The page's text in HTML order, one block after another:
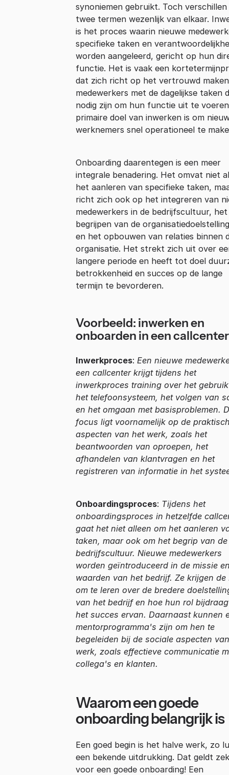
synoniemen gebruikt. Toch verschillen
twee termen wezenlijk van elkaar.
is het proces waarin nieuwe
specifieke taken en
worden aangeleerd, gericht op hun
functie. Het is vaak een
dat zich richt op het vertrouwd
medewerkers met de dagelijkse taken
nodig zijn om hun functie uit te
primaire doel van inwerken is om
werknemers snel operationeel te
Onboarding daarentegen is een meer
integrale benadering. Het omvat niet
het aanleren van specifieke taken,
richt zich ook op het integreren van
medewerkers in de bedrijfscultuur, het
begrijpen van de
en het opbouwen van relaties binnen
organisatie. Het strekt zich uit over
langere periode en heeft tot doel
betrokkenheid en succes op de lange
termijn te bevorderen.
Voorbeeld: inwerken en
onboarden in een callcenter
Inwerkproces: Een nieuwe
een callcenter krijgt tijdens het
inwerkproces training over het
het telefoonsysteem, het volgen van
en het omgaan met basisproblemen.
focus ligt voornamelijk op de
aspecten van het werk, zoals het
beantwoorden van oproepen, het
afhandelen van klantvragen en het
registreren van informatie in het
Onboardingsproces: Tijdens het
onboardingsproces in hetzelfde
gaat het niet alleen om het aanleren
taken, maar ook om het begrip van de
bedrijfscultuur. Nieuwe medewerkers
worden geïntroduceerd in de missie
waarden van het bedrijf. Ze krijgen de
om te leren over de bredere
van het bedrijf en hoe hun rol
het succes ervan. Daarnaast kunnen
mentorprogramma's zijn om hen te
begeleiden bij de sociale aspecten
werk, zoals effectieve communicatie
collega's en klanten.
Waarom een goede
onboarding belangrijk is
Een goed begin is het halve werk, zo
een bekende uitdrukking. Dat geldt
voor een goede onboarding! Een